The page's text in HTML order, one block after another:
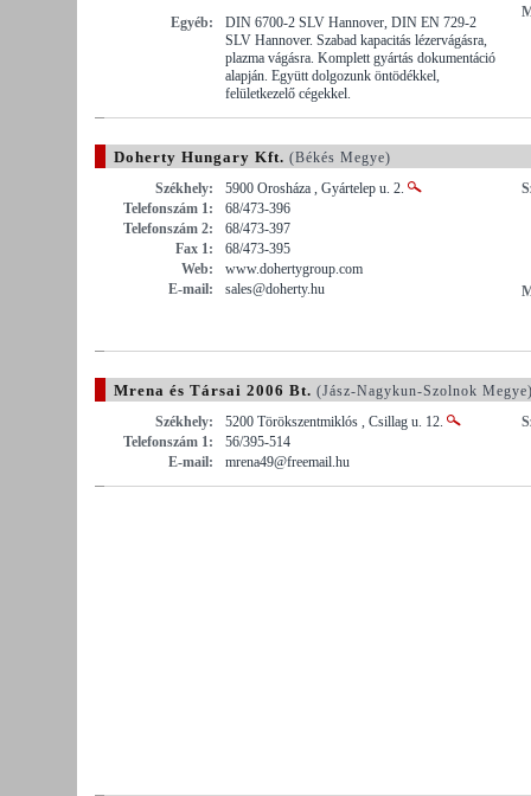
Egyéb:
DIN 6700-2 SLV Hannover, DIN EN 729-2
SLV Hannover. Szabad kapacitás lézervágásra,
plazma vágásra. Komplett gyártás dokumentáció
alapján. Együtt dolgozunk öntödékkel,
felületkezelő cégekkel.
Doherty Hungary Kft. (Békés Megye)
Székhely:
5900 Orosháza , Gyártelep u. 2.
Telefonszám 1:
68/473-396
Telefonszám 2:
68/473-397
Fax 1:
68/473-395
Web:
www.dohertygroup.com
E-mail:
sales@doherty.hu
Mrena és Társai 2006 Bt. (Jász-Nagykun-Szolnok
Székhely:
5200 Törökszentmiklós , Csillag u. 12.
Telefonszám 1:
56/395-514
E-mail:
mrena49@freemail.hu